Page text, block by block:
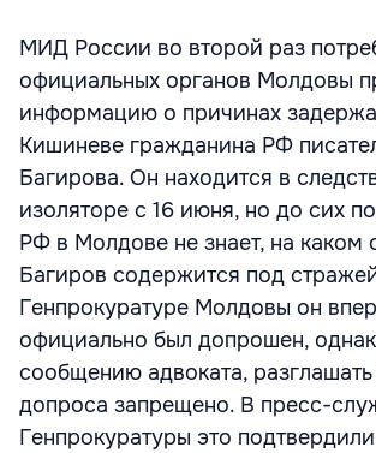
МИД России во второй раз
официальных органов Молдовы
информацию о причинах
Кишиневе гражданина РФ
Багирова. Он находится в
изоляторе с 16 июня, но до сих
РФ в Молдове не знает, на каком
Багиров содержится под
Генпрокуратуре Молдовы он
официально был допрошен,
сообщению адвоката,
допроса запрещено. В пресс-
Генпрокуратуры это